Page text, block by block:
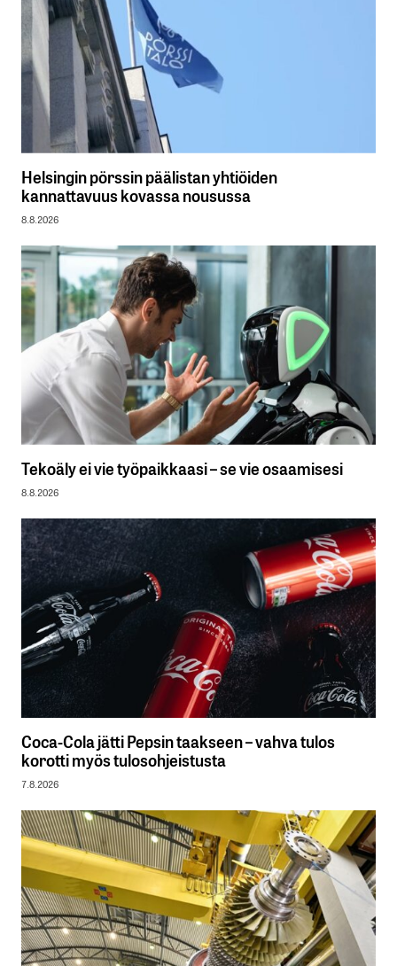
Helsingin pörssin päälistan yhtiöiden
kannattavuus kovassa nousussa
8.8.2026
Tekoäly ei vie työpaikkaasi – se vie osaamisesi
8.8.2026
Coca-Cola jätti Pepsin taakseen – vahva tulos
korotti myös tulosohjeistusta
7.8.2026